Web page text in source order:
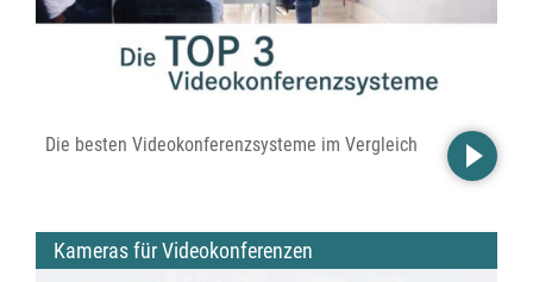
Die besten Videokonferenzsysteme im Vergleich
Kameras für Videokonferenzen